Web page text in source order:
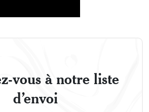
vous à notre liste
d’envoi